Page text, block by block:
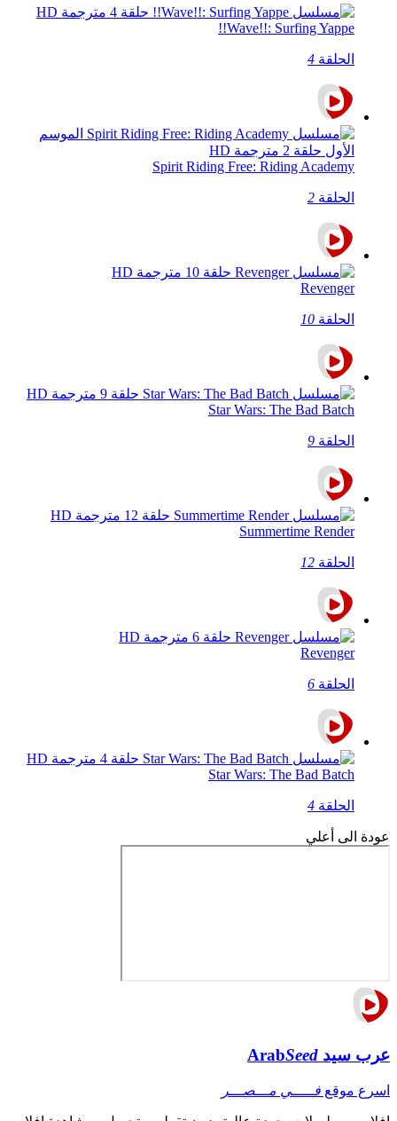
Wave!!: Surfing Yappe!!
الحلقة 4
Spirit Riding Free: Riding Academy
الحلقة 2
Revenger
الحلقة 10
Star Wars: The Bad Batch
الحلقة 9
Summertime Render
الحلقة 12
Revenger
الحلقة 6
Star Wars: The Bad Batch
الحلقة 4
عودة الى أعلي
عرب سيد ArabSeed
اسرع موقع فـــــي مـــصـــر